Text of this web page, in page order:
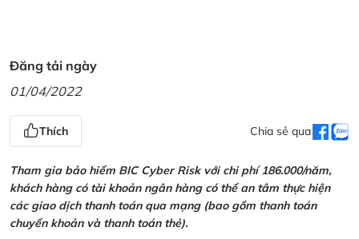
Đăng tải ngày
01/04/2022
Thích Chia sẻ qua
Tham gia bảo hiểm BIC Cyber Risk với chi phí 186.000/năm,
khách hàng có tài khoản ngân hàng có thể an tâm thực hiện
các giao dịch thanh toán qua mạng (bao gồm thanh toán
chuyển khoản và thanh toán thẻ).